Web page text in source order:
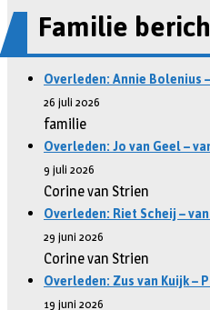
Familie
Overleden: Annie Bolenius
26 juli 2026
familie
Overleden: Jo van Geel –
9 juli 2026
Corine van Strien
Overleden: Riet Scheij –
29 juni 2026
Corine van Strien
Overleden: Zus van Kuijk –
19 juni 2026